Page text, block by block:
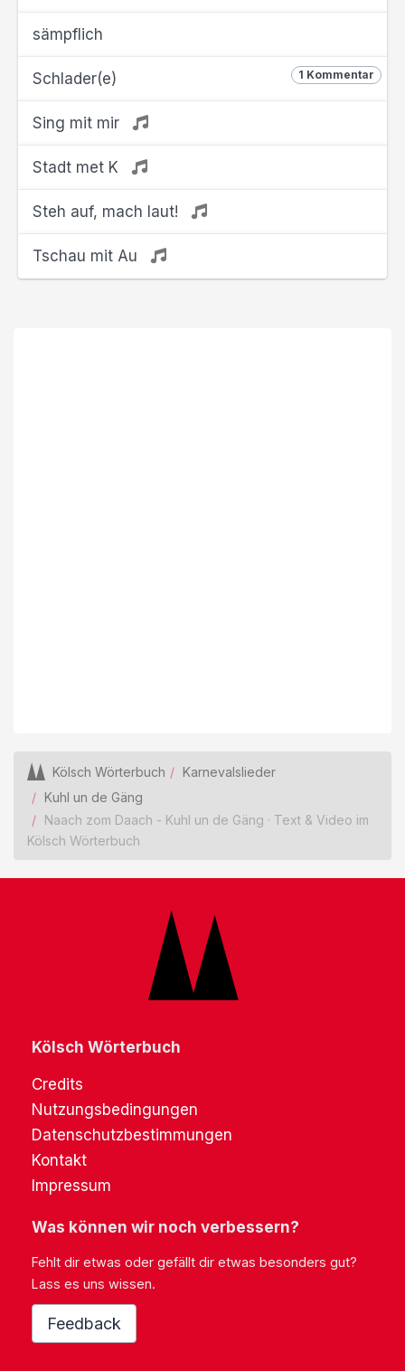
sämpflich
1 Kommentar
Schlader(e)
Sing mit mir
Stadt met K
Steh auf, mach laut!
Tschau mit Au
Kölsch Wörterbuch
Karnevalslieder
Kuhl un de Gäng
Naach zom Daach - Kuhl un de Gäng · Text & Video im
Kölsch Wörterbuch
Kölsch Wörterbuch
Credits
Nutzungsbedingungen
Datenschutzbestimmungen
Kontakt
Impressum
Was können wir noch verbessern?
Fehlt dir etwas oder gefällt dir etwas besonders gut?
Lass es uns wissen.
Feedback